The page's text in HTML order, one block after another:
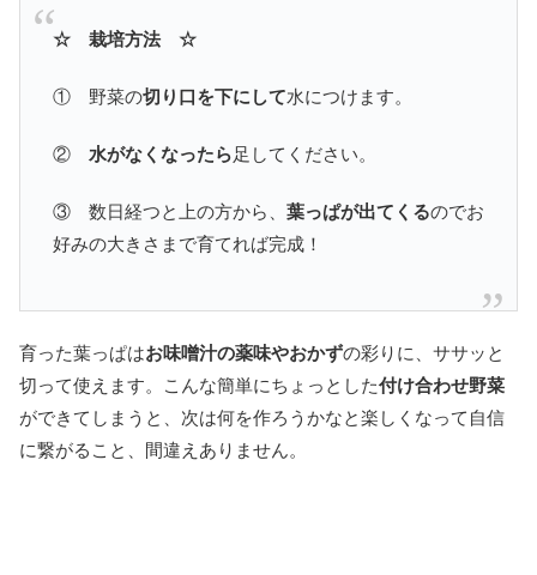
☆ 栽培方法 ☆
① 野菜の切り口を下にして水につけます。
② 水がなくなったら足してください。
③ 数日経つと上の方から、 葉っぱが出てくるのでお
好みの大きさまで育てれば完成！
育った葉っぱはお味噌汁の薬味やおかずの彩りに、ササッと
切って使えます。こんな簡単にちょっとした付け合わせ野菜
ができてしまうと、次は何を作ろうかなと楽しくなって自信
に繋がること、間違えありません。